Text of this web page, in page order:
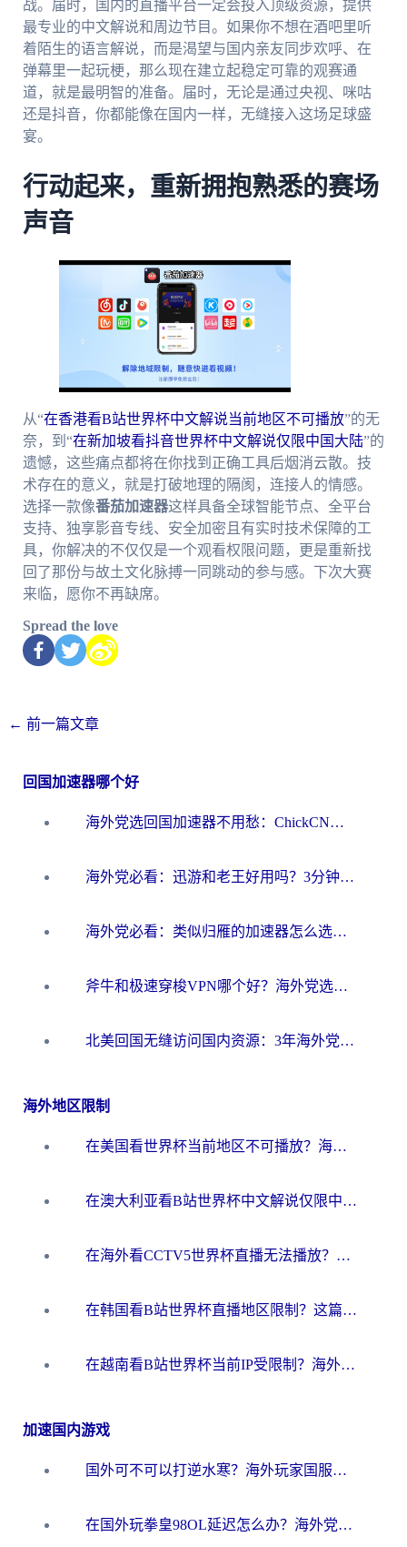
战。届时，国内的直播平台一定会投入顶级资源，提供
最专业的中文解说和周边节目。如果你不想在酒吧里听
着陌生的语言解说，而是渴望与国内亲友同步欢呼、在
弹幕里一起玩梗，那么现在建立起稳定可靠的观赛通
道，就是最明智的准备。届时，无论是通过央视、咪咕
还是抖音，你都能像在国内一样，无缝接入这场足球盛
宴。
行动起来，重新拥抱熟悉的赛场
声音
从“在香港看B站世界杯中文解说当前地区不可播放”的无
奈，到“在新加坡看抖音世界杯中文解说仅限中国大陆”的
遗憾，这些痛点都将在你找到正确工具后烟消云散。技
术存在的意义，就是打破地理的隔阂，连接人的情感。
选择一款像番茄加速器这样具备全球智能节点、全平台
支持、独享影音专线、安全加密且有实时技术保障的工
具，你解决的不仅仅是一个观看权限问题，更是重新找
回了那份与故土文化脉搏一同跳动的参与感。下次大赛
来临，愿你不再缺席。
Spread the love
← 前一篇文章
回国加速器哪个好
海外党选回国加速器不用愁：ChickCN和洞见哪个好？一篇搞定所有疑问
海外党必看：迅游和老王好用吗？3分钟选对加速国内网络的加速器
海外党必看：类似归雁的加速器怎么选？一篇搞定无缝访问国内资源
斧牛和极速穿梭VPN哪个好？海外党选回国加速器必看的真实对比与避坑指南
北美回国无缝访问国内资源：3年海外党亲测的加速器选择指南
海外地区限制
在美国看世界杯当前地区不可播放？海外党体育观赛终极指南来了！
在澳大利亚看B站世界杯中文解说仅限中国大陆？这篇指南帮你打破限制看遍赛事
在海外看CCTV5世界杯直播无法播放？这篇指南让你和国内球迷同步呐喊
在韩国看B站世界杯直播地区限制？这篇指南让你告别“当前地区不可播放”
在越南看B站世界杯当前IP受限制？海外党体育观赛终极指南来了
加速国内游戏
国外可不可以打逆水寒？海外玩家国服畅玩终极指南（附漫威荒野乱斗加速方案）
在国外玩拳皇98OL延迟怎么办？海外党亲测有效的低延迟指南